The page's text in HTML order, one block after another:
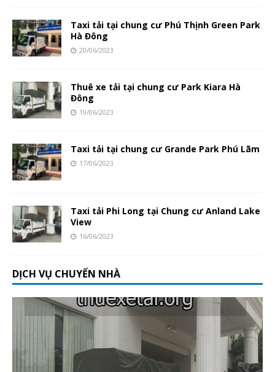
Taxi tải tại chung cư Phú Thịnh Green Park
Hà Đông
20/06/2023
Thuê xe tải tại chung cư Park Kiara Hà
Đông
19/06/2023
Taxi tải tại chung cư Grande Park Phú Lãm
17/06/2023
Taxi tải Phi Long tại Chung cư Anland Lake
View
16/06/2023
DỊCH VỤ CHUYỂN NHÀ